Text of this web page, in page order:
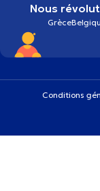
Nous
Grèce
Conditions